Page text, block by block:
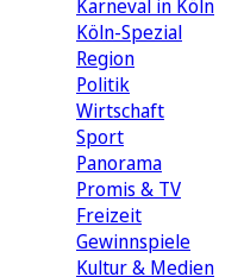
Karneval in Köln
Köln-Spezial
Region
Politik
Wirtschaft
Sport
Panorama
Promis & TV
Freizeit
Gewinnspiele
Kultur & Medien